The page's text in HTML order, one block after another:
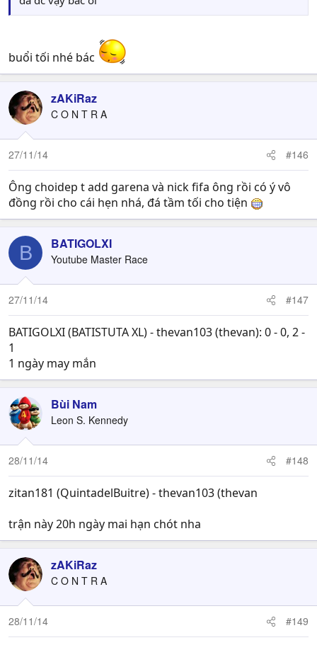
buổi tối nhé bác
zAKiRaz
C O N T R A
27/11/14 #146
Ông choidep t add garena và nick fifa ông rồi có ý vô
đồng rồi cho cái hẹn nhá, đá tầm tối cho tiện
B BATIGOLXI
Youtube Master Race
27/11/14 #147
BATIGOLXI (BATISTUTA XL) - thevan103 (thevan): 0 - 0, 2 -
1
1 ngày may mắn
Bùi Nam
Leon S. Kennedy
28/11/14 #148
zitan181 (QuintadelBuitre) - thevan103 (thevan
trận này 20h ngày mai hạn chót nha
zAKiRaz
C O N T R A
28/11/14 #149